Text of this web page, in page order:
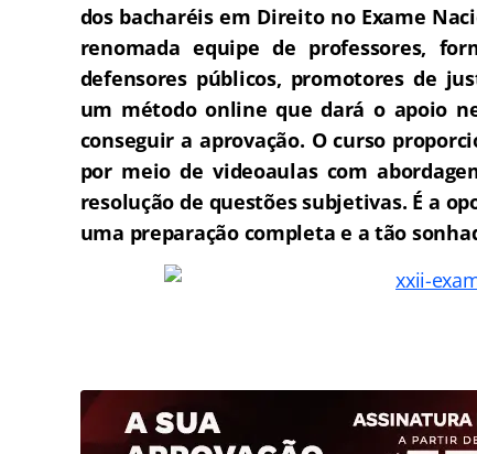
dos bacharéis em Direito no Exame
renomada equipe de professores,
defensores públicos, promotores de
um método online que dará o apoio
conseguir a aprovação. O curso
por meio de videoaulas com
resolução de questões subjetivas. É a
uma preparação completa e a tão